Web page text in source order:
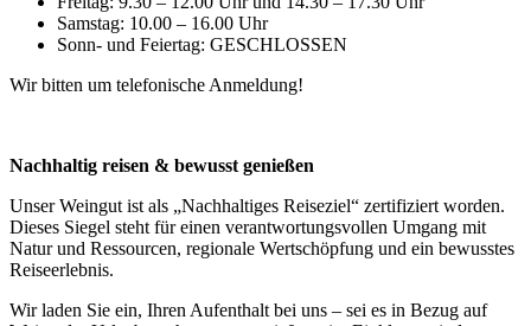
Samstag: 10.00 – 16.00 Uhr
Sonn- und Feiertag: GESCHLOSSEN
Wir bitten um telefonische Anmeldung!
Nachhaltig reisen & bewusst genießen
Unser Weingut ist als „Nachhaltiges Reiseziel“ zertifiziert worden.
Dieses Siegel steht für einen verantwortungsvollen Umgang mit
Natur und Ressourcen, regionale Wertschöpfung und ein bewusstes
Reiseerlebnis.
Wir laden Sie ein, Ihren Aufenthalt bei uns – sei es in Bezug auf